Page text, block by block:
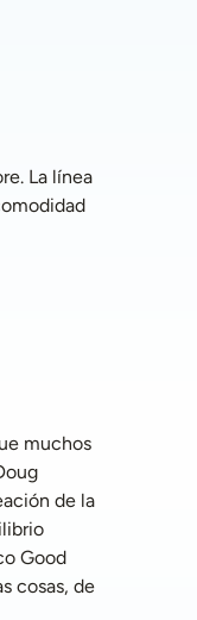
de la
Good
cosas, de